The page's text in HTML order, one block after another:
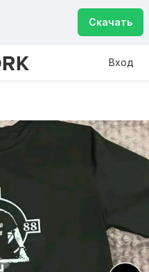
Скачать
Вход